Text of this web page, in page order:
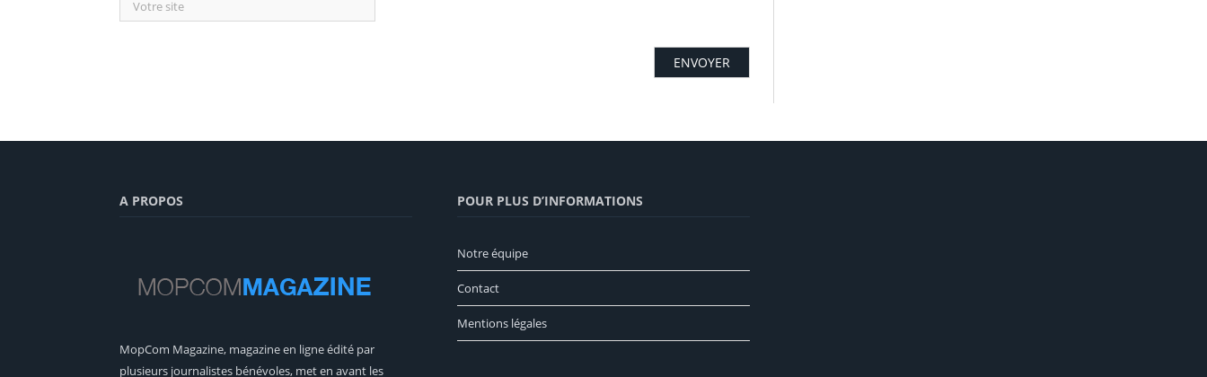
A PROPOS
MopCom Magazine, magazine en ligne édité par
plusieurs journalistes bénévoles, met en avant les
POUR PLUS D’INFORMATIONS
Notre équipe
Contact
Mentions légales